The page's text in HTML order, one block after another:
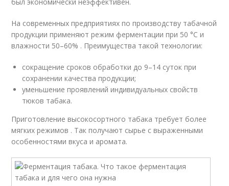
На современных предприятиях по производству табачной
продукции применяют режим ферментации при 50 °С и
влажности 50–60% . Преимущества такой технологии:
сокращение сроков обработки до 9–14 суток при
сохранении качества продукции;
уменьшение проявлений индивидуальных свойств
тюков табака.
Приготовление высокосортного табака требует более
мягких режимов . Так получают сырье с выраженными
особенностями вкуса и аромата.